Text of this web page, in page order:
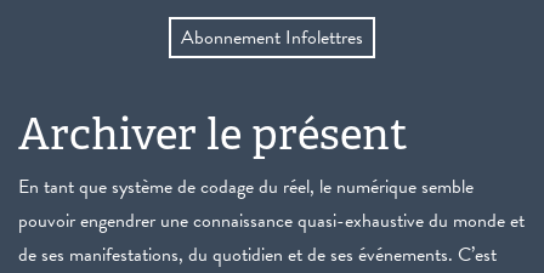
Abonnement Infolettres
Archiver le présent
En tant que système de codage du réel, le numérique semble
pouvoir engendrer une connaissance quasi-exhaustive du monde et
de ses manifestations, du quotidien et de ses événements. C’est